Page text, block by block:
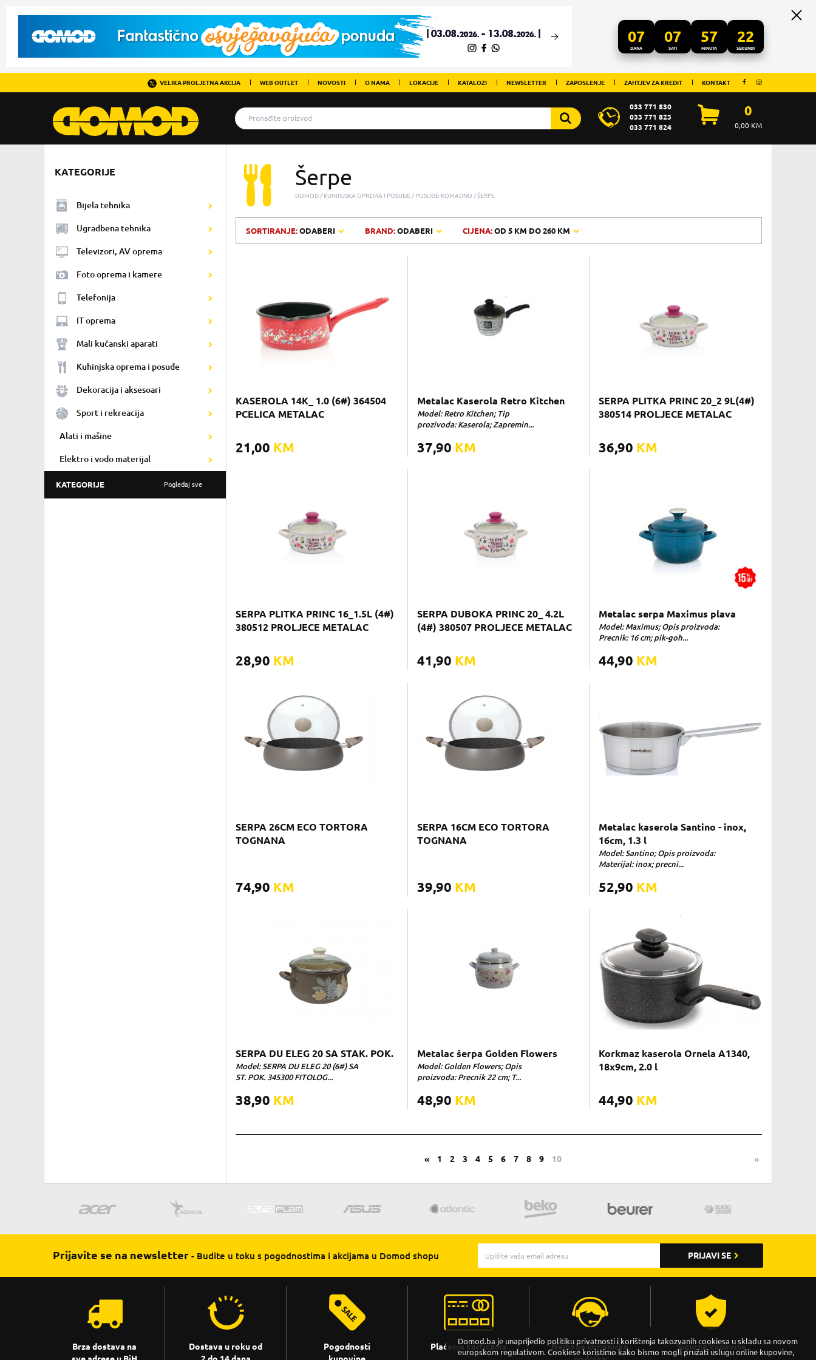
07
DANA
07
SATI
57
MINUTA
21
SEKUNDI
VELIKA PROLJETNA AKCIJA WEB OUTLET NOVOSTI O NAMA LOKACIJE KATALOZI NEWSLETTER ZAPOSLENJE ZAHTJEV ZA KREDIT KONTAKT
033 771 830
033 771 823
033 771 824
0
0,00KM
KATEGORIJE
Bijela tehnika
Ugradbena tehnika
Televizori, AV oprema
Foto oprema i kamere
Telefonija
IT oprema
Mali kućanski aparati
Kuhinjska oprema i posuđe
Dekoracija i aksesoari
Sport i rekreacija
Alati i mašine
Elektro i vodo materijal
KATEGORIJE Pogledaj sve
Šerpe
DOMOD KUHINJSKA OPREMA I POSUĐE POSUĐE-KOMADNO ŠERPE
SORTIRANJE:ODABERI BRAND:ODABERI CIJENA:OD 5 KM DO260 KM
KASEROLA 14K_ 1.0 (6#) 364504
PCELICA METALAC
21,00 KM
Metalac Kaserola Retro Kitchen
Model: Retro Kitchen; Tip
prozivoda: Kaserola; Zapremin...
37,90 KM
SERPA PLITKA PRINC 20_2 9L(4#)
380514 PROLJECE METALAC
36,90 KM
SERPA PLITKA PRINC 16_1.5L (4#)
380512 PROLJECE METALAC
28,90 KM
SERPA DUBOKA PRINC 20_ 4.2L
(4#) 380507 PROLJECE METALAC
41,90 KM
Metalac serpa Maximus plava
Model: Maximus; Opis proizvoda:
Precnik: 16 cm; pik-goh...
44,90 KM
SERPA 26CM ECO TORTORA
TOGNANA
74,90 KM
SERPA 16CM ECO TORTORA
TOGNANA
39,90 KM
Metalac kaserola Santino - inox,
16cm, 1.3 l
Model: Santino; Opis proizvoda:
Materijal: inox; precni...
52,90 KM
SERPA DU ELEG 20 SA STAK. POK.
Model: SERPA DU ELEG 20 (6#) SA
ST. POK. 345300 FITOLOG...
38,90 KM
Metalac šerpa Golden Flowers
Model: Golden Flowers; Opis
proizvoda: Precnik 22 cm; T...
48,90 KM
Korkmaz kaserola Ornela A1340,
18x9cm, 2.0 l
44,90 KM
« 1 2 3 4 5 6 7 8 9 10 »
Prijavite se na newsletter - Budite u toku s pogodnostima i akcijama u Domod shopu PRIJAVI SE
Brza dostava na
Dostava u roku od
Pogodnosti
Plaćanje karticama
Najbolja korisnička
Sigurna kupovina
Domod.ba je unaprijedio politiku privatnosti i korištenja takozvanih cookiesa u skladu sa novom
europskom regulativom. Cookiese koristimo kako bismo mogli pružati uslugu online kupovine,